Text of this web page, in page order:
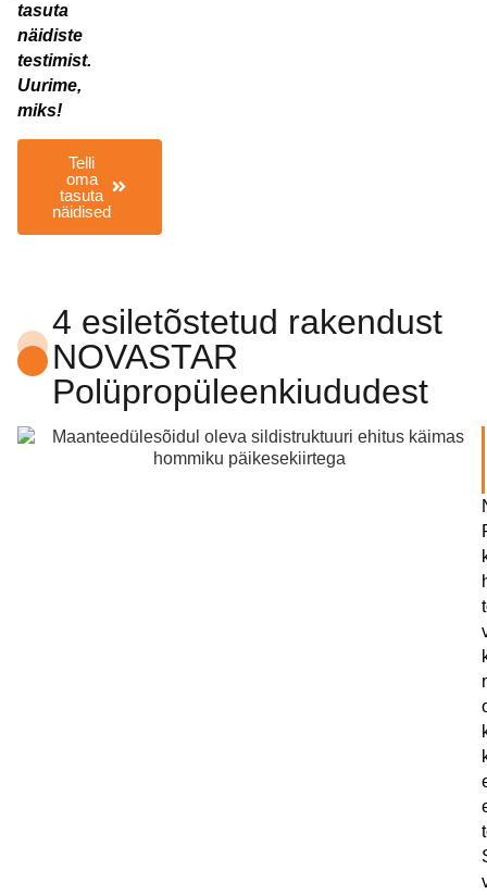
tasuta
näidiste
testimist.
Uurime,
miks!
Telli
oma
tasuta
näidised
4 esiletõstetud rakendust
NOVASTAR
Polüpropüleenkiududest